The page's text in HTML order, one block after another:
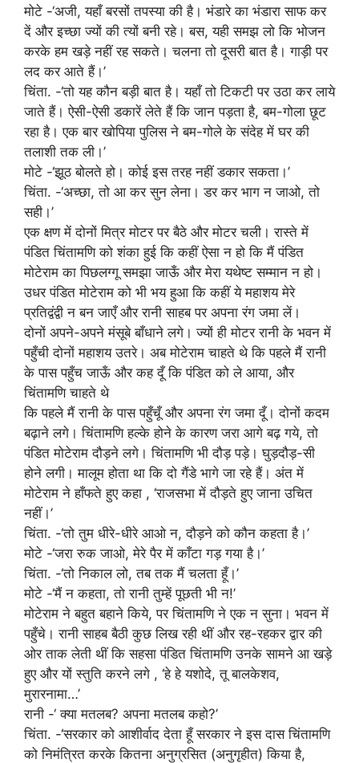
मोटे -‘अजी, यहाँ बरसों तपस्या की है। भंडारे का भंडारा साफ कर
दें और इच्छा ज्यों की त्यों बनी रहे। बस, यही समझ लो कि भोजन
करके हम खड़े नहीं रह सकते। चलना तो दूसरी बात है। गाड़ी पर
लद कर आते हैं।’
चिंता. -‘तो यह कौन बड़ी बात है। यहाँ तो टिकटी पर उठा कर लाये
जाते हैं। ऐसी-ऐसी डकारें लेते हैं कि जान पड़ता है, बम-गोला छूट
रहा है। एक बार खोपिया पुलिस ने बम-गोले के संदेह में घर की
तलाशी तक ली।’
मोटे -‘झूठ बोलते हो। कोई इस तरह नहीं डकार सकता।’
चिंता. -‘अच्छा, तो आ कर सुन लेना। डर कर भाग न जाओ, तो
सही।’
एक क्षण में दोनों मित्र मोटर पर बैठे और मोटर चली। रास्ते में
पंडित चिंतामणि को शंका हुई कि कहीं ऐसा न हो कि मैं पंडित
मोटेराम का पिछलग्गू समझा जाऊँ और मेरा यथेष्ट सम्मान न हो।
उधर पंडित मोटेराम को भी भय हुआ कि कहीं ये महाशय मेरे
प्रतिद्वंद्वी न बन जाएँ और रानी साहब पर अपना रंग जमा लें।
दोनों अपने-अपने मंसूबे बाँधाने लगे। ज्यों ही मोटर रानी के भवन में
पहुँची दोनों महाशय उतरे। अब मोटेराम चाहते थे कि पहले मैं रानी
के पास पहुँच जाऊँ और कह दूँ कि पंडित को ले आया, और
चिंतामणि चाहते थे
कि पहले मैं रानी के पास पहुँचूँ और अपना रंग जमा दूँ। दोनों कदम
बढ़ाने लगे। चिंतामणि हल्के होने के कारण जरा आगे बढ़ गये, तो
पंडित मोटेराम दौड़ने लगे। चिंतामणि भी दौड़ पड़े। घुड़दौड़-सी
होने लगी। मालूम होता था कि दो गैंडे भागे जा रहे हैं। अंत में
मोटेराम ने हाँफते हुए कहा , ‘राजसभा में दौड़ते हुए जाना उचित
नहीं।’
चिंता. -‘तो तुम धीरे-धीरे आओ न, दौड़ने को कौन कहता है।’
मोटे -‘जरा रुक जाओ, मेरे पैर में काँटा गड़ गया है।’
चिंता. -‘तो निकाल लो, तब तक मैं चलता हूँ।’
मोटे -‘मैं न कहता, तो रानी तुम्हें पूछती भी न!’
मोटेराम ने बहुत बहाने किये, पर चिंतामणि ने एक न सुना। भवन में
पहुँचे। रानी साहब बैठी कुछ लिख रही थीं और रह-रहकर द्वार की
ओर ताक लेती थीं कि सहसा पंडित चिंतामणि उनके सामने आ खड़े
हुए और यों स्तुति करने लगे , ‘हे हे यशोदे, तू बालकेशव,
मुरारनामा…’
रानी -‘ क्या मतलब? अपना मतलब कहो?’
चिंता. -‘सरकार को आशीर्वाद देता हूँ सरकार ने इस दास चिंतामणि
को निमंत्रित करके कितना अनुग्रसित (अनुगृहीत) किया है,